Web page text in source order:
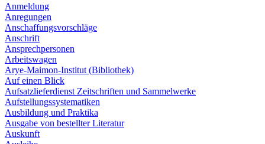
Anmeldung
Anregungen
Anschaffungsvorschläge
Anschrift
Ansprechpersonen
Arbeitswagen
Arye-Maimon-Institut (Bibliothek)
Auf einen Blick
Aufsatzlieferdienst Zeitschriften und Sammelwerke
Aufstellungssystematiken
Ausbildung und Praktika
Ausgabe von bestellter Literatur
Auskunft